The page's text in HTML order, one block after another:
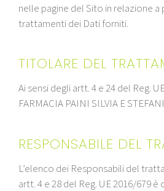
nelle pagine del Sito in relazione
trattamenti dei Dati forniti.
TITOLARE DEL
Ai sensi degli artt. 4 e 24 del Reg.
FARMACIA PAINI SILVIA E
RESPONSABILE DEL
L’elenco dei Responsabili del
artt. 4 e 28 del Reg. UE 2016/679